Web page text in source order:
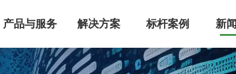
产品与服务 解决方案 标杆案例 新